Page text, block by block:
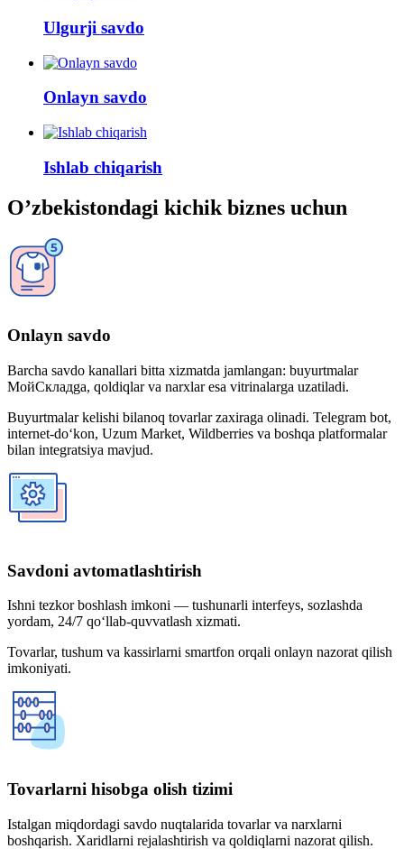
Ulgurji savdo
Onlayn savdo
Ishlab chiqarish
O’zbekistondagi kichik biznes uchun
Onlayn savdo
Barcha savdo kanallari bitta xizmatda jamlangan: buyurtmalar
МойСкладga, qoldiqlar va narxlar esa vitrinalarga uzatiladi.
Buyurtmalar kelishi bilanoq tovarlar zaxiraga olinadi. Telegram bot,
internet-do‘kon, Uzum Market, Wildberries va boshqa platformalar
bilan integratsiya mavjud.
Savdoni avtomatlashtirish
Ishni tezkor boshlash imkoni — tushunarli interfeys, sozlashda
yordam, 24/7 qo‘llab-quvvatlash xizmati.
Tovarlar, tushum va kassirlarni smartfon orqali onlayn nazorat qilish
imkoniyati.
Tovarlarni hisobga olish tizimi
Istalgan miqdordagi savdo nuqtalarida tovarlar va narxlarni
boshqarish. Xaridlarni rejalashtirish va qoldiqlarni nazorat qilish.